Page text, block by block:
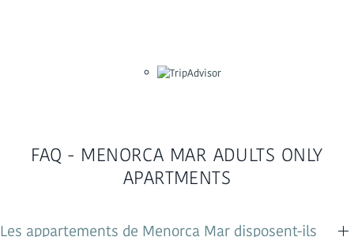
FAQ - MENORCA MAR ADULTS ONLY
APARTMENTS
Les appartements de Menorca Mar disposent-ils